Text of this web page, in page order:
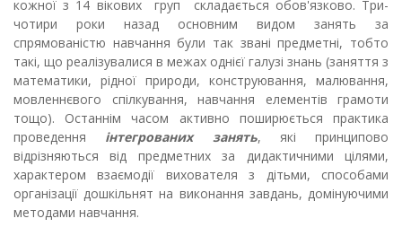
кожної з 14 вікових груп складається обов'язково. Три-
чотири роки назад основним видом занять за
спрямованістю навчання були так звані предметні, тобто
такі, що реалізувалися в межах однієї галузі знань (заняття з
математики, рідної природи, конструювання, малювання,
мовленнєвого спілкування, навчання елементів грамоти
тощо). Останнім часом активно поширюється практика
проведення інтегрованих занять, які принципово
відрізняються від предметних за дидактичними цілями,
характером взаємодії вихователя з дітьми, способами
організації дошкільнят на виконання завдань, домінуючими
методами навчання.